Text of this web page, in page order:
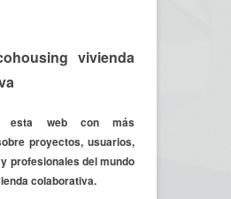
vivienda
esta web con más
proyectos, usuarios,
profesionales del mundo
colaborativa.